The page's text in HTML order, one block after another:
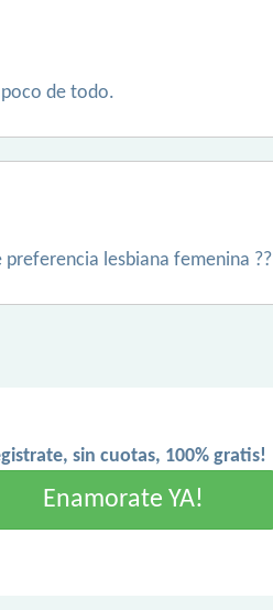
de todo.
lesbiana femenina ??
sin cuotas, 100% gratis!
Enamorate YA!